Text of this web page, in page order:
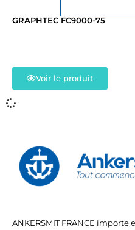
GRAPHTEC FC9000-75
Voir le produit
ANKERSMIT FRANCE